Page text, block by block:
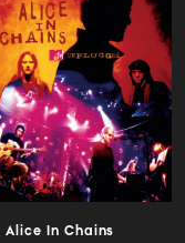
Alice In Chains